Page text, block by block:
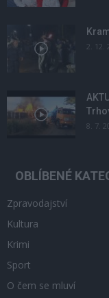
2. 12.
8. 7.
OBLÍBENÉ
Zpravodajství
Kultura
Krimi
Sport
O čem se mluví